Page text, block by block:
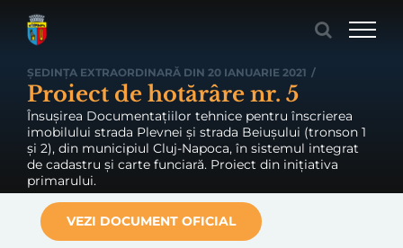
ȘEDINȚA EXTRAORDINARĂ DIN 20 IANUARIE 2021 /
Proiect de hotărâre nr. 5
Însușirea Documentațiilor tehnice pentru înscrierea
imobilului strada Plevnei și strada Beiușului (tronson 1
și 2), din municipiul Cluj-Napoca, în sistemul integrat
de cadastru și carte funciară. Proiect din inițiativa
primarului.
VEZI DOCUMENT OFICIAL